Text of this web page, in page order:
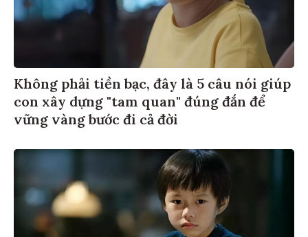
Không phải tiền bạc, đây là 5 câu nói giúp
con xây dựng "tam quan" đúng đắn để
vững vàng bước đi cả đời